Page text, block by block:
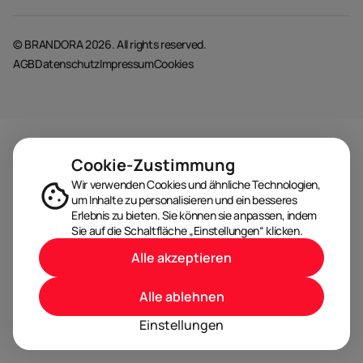
© BRANDORA 2026. All rights reserved.
AGBDatenschutzImpressumCookies
Cookie-Zustimmung
Wir verwenden Cookies und ähnliche Technologien,
um Inhalte zu personalisieren und ein besseres
Erlebnis zu bieten. Sie können sie anpassen, indem
Sie auf die Schaltfläche „Einstellungen“ klicken.
Einstellungen
Alle ablehnen
Alle akzeptieren